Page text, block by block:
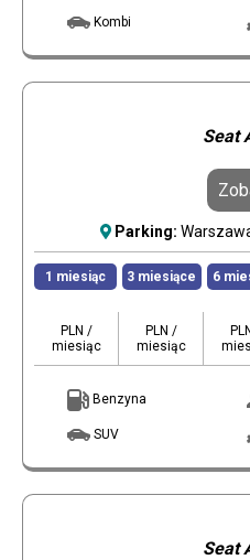
Kombi
Seat
Parking:
1 miesiąc 3 miesiące 6
PLN /
miesiąc
PLN /
miesiąc
Benzyna
SUV
Seat